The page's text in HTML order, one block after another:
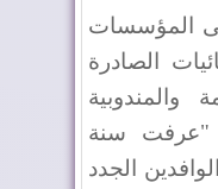
المؤسسات
الصادرة
والمندوبية
"عرفت سنة
الوافدين الجدد